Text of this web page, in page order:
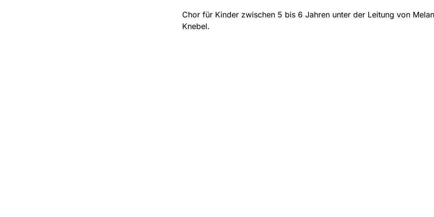
Chor für Kinder zwischen 5 bis 6 Jahren unter der Leitung von
Knebel.